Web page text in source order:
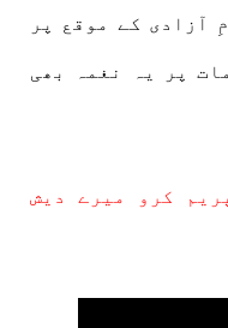
آزادی کے موقع پر
پر یہ نغمہ بھی
کرو میرے دیش